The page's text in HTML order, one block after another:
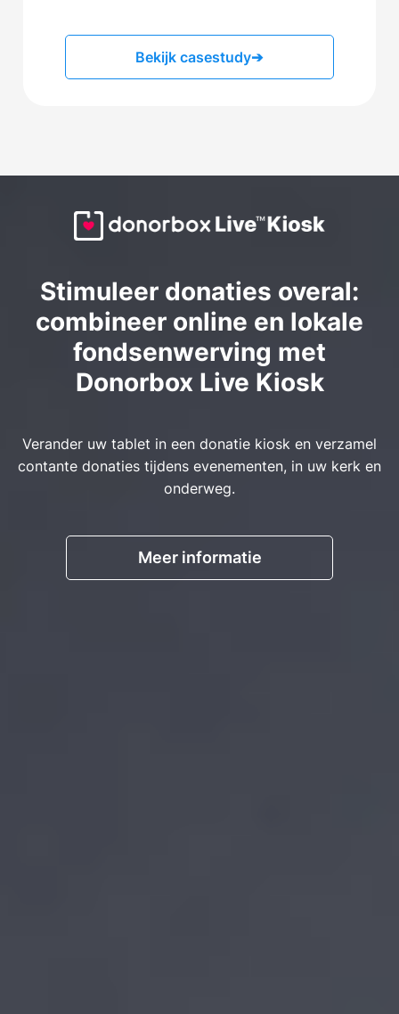
Bekijk casestudy➔
Stimuleer donaties overal:
combineer online en lokale
fondsenwerving met
Donorbox Live Kiosk
Verander uw tablet in een donatie kiosk en verzamel
contante donaties tijdens evenementen, in uw kerk en
onderweg.
Meer informatie